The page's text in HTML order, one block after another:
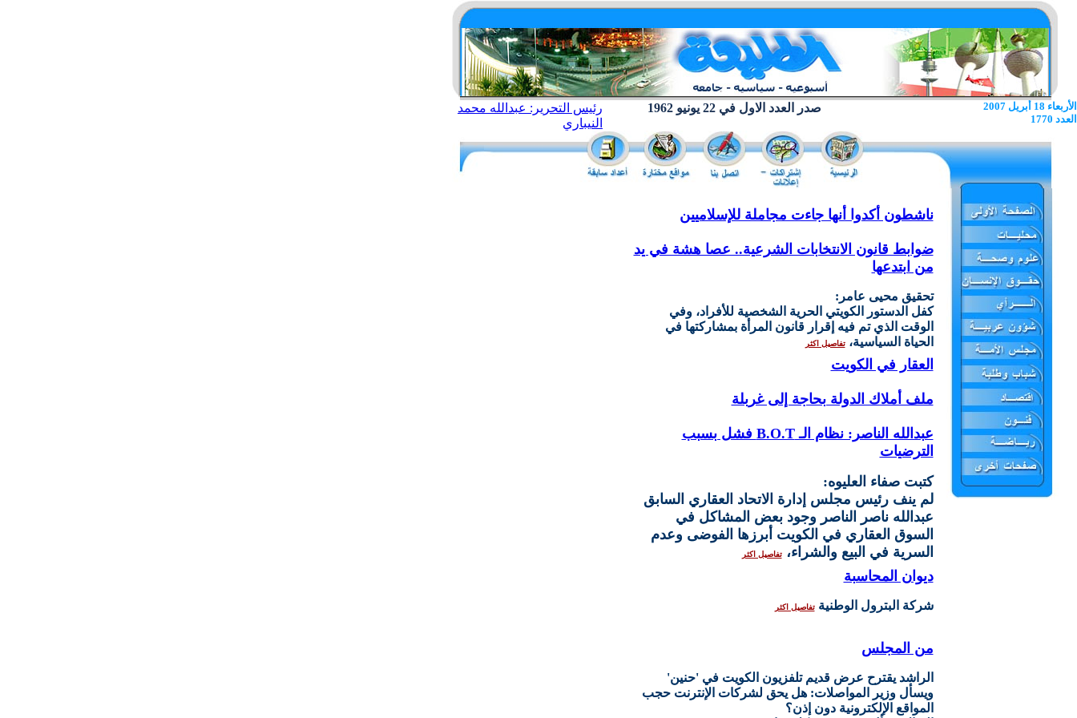
رئيس التحرير: عبدالله محمد
النيباري
صدر العدد الاول في 22 يونيو 1962
الأربعاء 18 أبريل 2007
العدد 1770
ناشطون أكدوا أنها جاءت مجاملة للإسلاميين
ضوابط قانون الانتخابات الشرعية.. عصا هشة في يد
من ابتدعها
تحقيق محيى عامر:
كفل الدستور الكويتي الحرية الشخصية للأفراد، وفي
الوقت الذي تم فيه إقرار قانون المرأة بمشاركتها في
الحياة السياسية،تفاصيل اكثر
العقار في الكويت
ملف أملاك الدولة بحاجة إلى غربلة
عبدالله الناصر: نظام الـ B.O.T فشل بسبب
الترضيات
كتبت صفاء العليوه:
لم ينف رئيس مجلس إدارة الاتحاد العقاري السابق
عبدالله ناصر الناصر وجود بعض المشاكل في
السوق العقاري في الكويت أبرزها الفوضى وعدم
السرية في البيع والشراء،تفاصيل اكثر
ديوان المحاسبة
شركة البترول الوطنيةتفاصيل اكثر
من المجلس
الراشد يقترح عرض قديم تلفزيون الكويت في 'حنين'
ويسأل وزير المواصلات: هل يحق لشركات الإنترنت حجب
المواقع الإلكترونية دون إذن؟